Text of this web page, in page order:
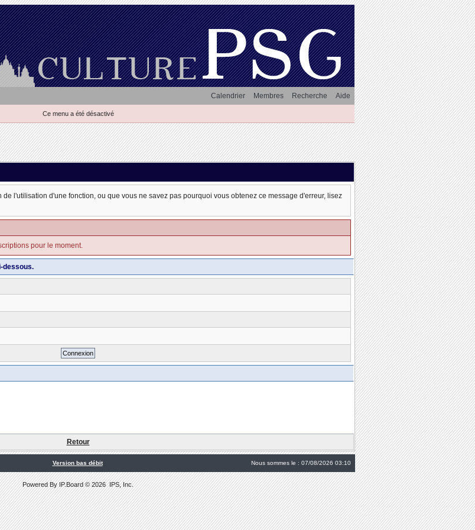
Aide
Recherche
Membres
Calendrier
Ce menu a été désactivé
l'utilisation d'une fonction, ou que vous ne savez pas pourquoi vous obtenez ce message d'erreur, lisez
pour le moment.
dessous.
Retour
Version bas débit Nous sommes le : 07/08/2026 03:10
Powered ByIP.Board© 2026IPS, Inc.